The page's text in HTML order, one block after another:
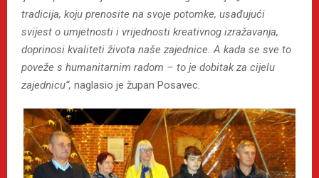
tradicija, koju prenosite na svoje potomke, usađujući
svijest o umjetnosti i vrijednosti kreativnog izražavanja,
doprinosi kvaliteti života naše zajednice. A kada se sve to
poveže s humanitarnim radom – to je dobitak za cijelu
zajednicu“, naglasio je župan Posavec.